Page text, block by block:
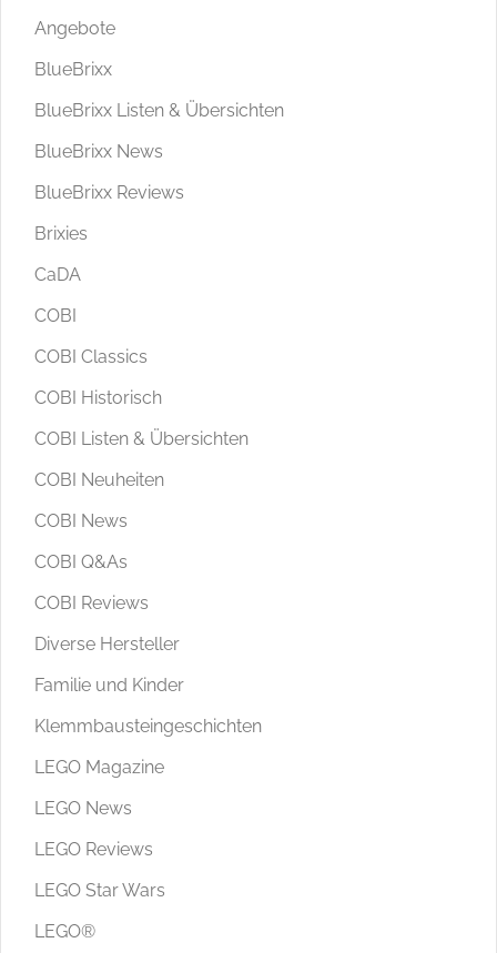
Angebote
BlueBrixx
BlueBrixx Listen & Übersichten
BlueBrixx News
BlueBrixx Reviews
Brixies
CaDA
COBI
COBI Classics
COBI Historisch
COBI Listen & Übersichten
COBI Neuheiten
COBI News
COBI Q&As
COBI Reviews
Diverse Hersteller
Familie und Kinder
Klemmbausteingeschichten
LEGO Magazine
LEGO News
LEGO Reviews
LEGO Star Wars
LEGO®